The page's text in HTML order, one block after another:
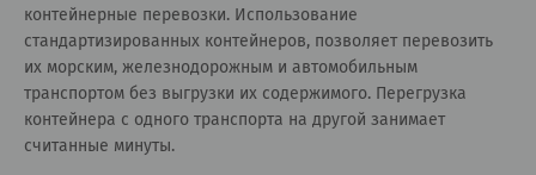
контейнерные перевозки. Использование
стандартизированных контейнеров, позволяет перевозить
их морским, железнодорожным и автомобильным
транспортом без выгрузки их содержимого. Перегрузка
контейнера с одного транспорта на другой занимает
считанные минуты.